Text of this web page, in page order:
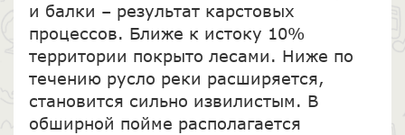
и балки – результат карстовых
процессов. Ближе к истоку 10%
территории покрыто лесами. Ниже по
течению русло реки расширяется,
становится сильно извилистым. В
обширной пойме располагается